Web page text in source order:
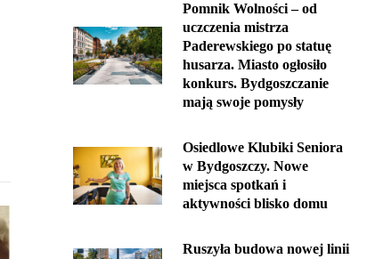
Pomnik Wolności – od
uczczenia mistrza
Paderewskiego po statuę
husarza. Miasto ogłosiło
konkurs. Bydgoszczanie
mają swoje pomysły
Osiedlowe Klubiki Seniora
w Bydgoszczy. Nowe
miejsca spotkań i
aktywności blisko domu
Ruszyła budowa nowej linii